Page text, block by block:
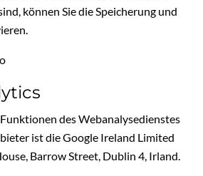
können Sie die Speicherung und
des Webanalysedienstes
ist die Google Ireland Limited
Barrow Street, Dublin 4, Irland.